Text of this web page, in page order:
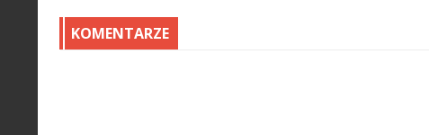
KOMENTARZE